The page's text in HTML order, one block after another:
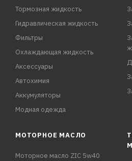
Тормозная жидкость
Гидравлическая жидкость
Фильтры
Охлаждающая жидкость
Аксессуары
Автохимия
Аккумуляторы
Модная одежда
МОТОРНОЕ МАСЛО
Моторное масло ZIC 5w40